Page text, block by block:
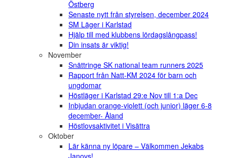
Östberg
Senaste nytt från styrelsen, december 2024
SM Läger i Karlstad
Hjälp till med klubbens lördagslångpass!
Din insats är viktig!
November
Snättringe SK national team runners 2025
Rapport från Natt-KM 2024 för barn och
ungdomar
Höstläger i Karlstad 29:e Nov till 1:a Dec
Inbjudan orange-violett (och junior) läger 6-8
december- Åland
Höstlovsaktivitet i Visättra
Oktober
Lär känna ny löpare – Välkommen Jekabs